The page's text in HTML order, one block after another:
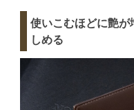
使いこむほどに艶
しめる